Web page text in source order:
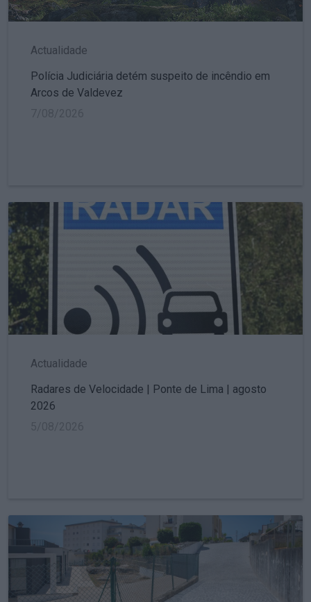
Actualidade
Polícia Judiciária detém suspeito de incêndio em
Arcos de Valdevez
Actualidade
Radares de Velocidade | Ponte de Lima | agosto
2026